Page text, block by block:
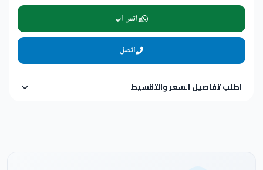
واتس اب
اتصل
اطلب تفاصيل السعر والتقسيط